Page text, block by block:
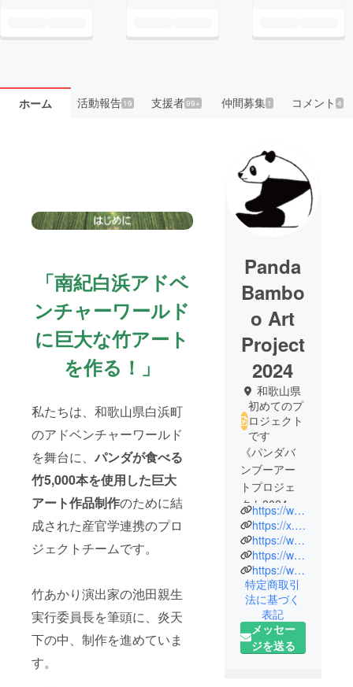
ホーム 活動報告19 支援者99+ 仲間募集 1 コメント4
「南紀白浜アドベ
ンチャーワールド
に巨大な竹アート
を作る！」
私たちは、和歌山県白浜町
のアドベンチャーワールド
を舞台に、 パンダが食べる
竹5,000本を使用した巨大
アート作品制作のために結
成された産官学連携のプロ
ジェクトチームです。
竹あかり演出家の池田親生
実行委員長を筆頭に、炎天
下の中、制作を進めていま
す。
Panda
Bambo
o Art
Project
2024
和歌山県
初めてのプ
ロジェクト
です
《パンダバ
ンブーアー
トプロジェ
クト2024実
行委員会》
和歌山県白
浜町のアド
ベンチャー
ワールドを
舞台に、パ
ンダが食べ
る竹5,000本
https://www.aws-s.com/pandabamboo-art/
https://x.com/PandaBambooArt
https://www.facebook.com/pandabambooart2024/
https://www.instagram.com/pandabamboo_art/
https://www.ms-aws.com/vision/sustainability/policy02/
特定商取引
法に基づく
表記
メッセー
ジを送る